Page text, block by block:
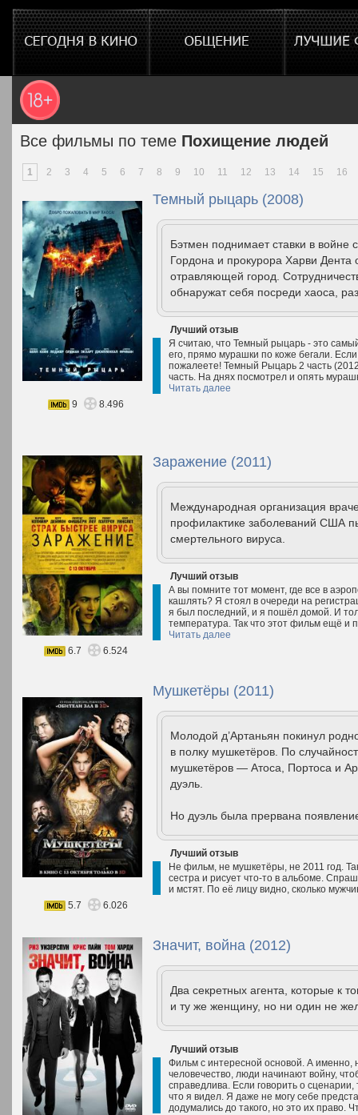
Все фильмы по теме Похищение людей
1 2 3 4 5 6 7 8 9 10 11 12 13 14 15 16
Темный рыцарь (2008)
Бэтмен поднимает ставки в
Гордона и прокурора Харви Дента
отравляющей город.
обнаружат себя посреди хаоса,
Лучший отзыв
Я считаю, что Темный рыцарь - это
его, прямо мурашки по коже бегали.
пожалеете! Темный Рыцарь 2 часть
часть. На днях посмотрел и опять
Читать далее
9
8.496
Заражение (2011)
Международная организация
профилактике заболеваний США
смертельного вируса.
Лучший отзыв
А вы помните тот момент, где все в
кашлять? Я стоял в очереди на
я был последний, и я пошёл домой. И
температура. Так что этот фильм ещё и
Читать далее
6.7
6.524
Мушкетёры (2011)
Молодой д’Артаньян покинул
в полку мушкетёров. По
мушкетёров — Атоса, Портоса и
дуэль.
Но дуэль была прервана
Лучший отзыв
Не фильм, не мушкетёры, не 2011 год.
сестра и рисует что-то в альбоме.
и мстят. По её лицу видно, сколько
5.7
6.026
Значит, война (2012)
Два секретных агента, которые к
и ту же женщину, но ни один не
Лучший отзыв
Фильм с интересной основой. А
человечество, люди начинают войну,
справедлива. Если говорить о
что я видел. Я даже не могу себе
додумались до такого, но это их право.